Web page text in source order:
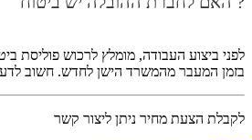
לפני ביצוע העבודה, מומלץ לרכוש פוליסת
בזמן המעבר מהמשרד הישן לחדש. חשוב
לקבלת הצעת מחיר ניתן ליצור קשר